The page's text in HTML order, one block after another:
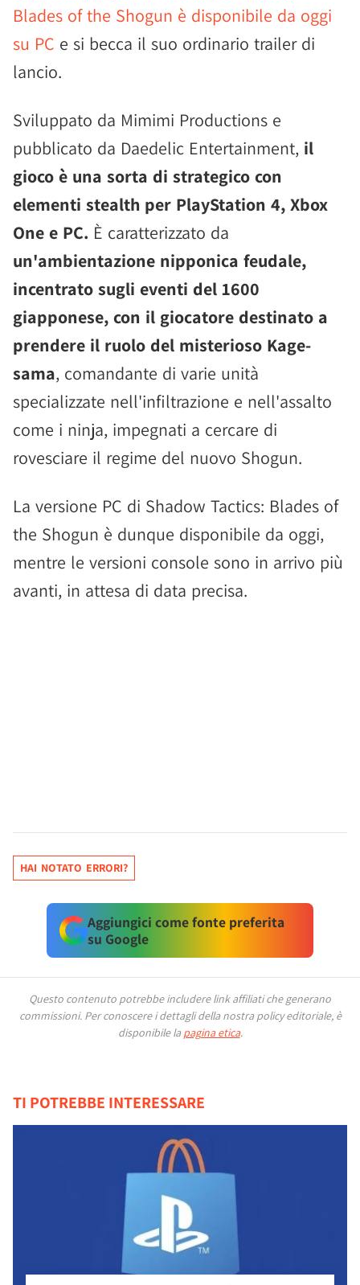
Blades of the Shogun è disponibile da oggi
su PC e si becca il suo ordinario trailer di
lancio.
Sviluppato da Mimimi Productions e
pubblicato da Daedelic Entertainment, il
gioco è una sorta di strategico con
elementi stealth per PlayStation 4, Xbox
One e PC. È caratterizzato da
un'ambientazione nipponica feudale,
incentrato sugli eventi del 1600
giapponese, con il giocatore destinato a
prendere il ruolo del misterioso Kage-
sama, comandante di varie unità
specializzate nell'infiltrazione e nell'assalto
come i ninja, impegnati a cercare di
rovesciare il regime del nuovo Shogun.
La versione PC di Shadow Tactics: Blades of
the Shogun è dunque disponibile da oggi,
mentre le versioni console sono in arrivo più
avanti, in attesa di data precisa.
HAI NOTATO ERRORI?
Aggiungici come fonte preferita
su Google
Questo contenuto potrebbe includere link affiliati che generano
commissioni. Per conoscere i dettagli della nostra policy editoriale, è
disponibile la pagina etica.
TI POTREBBE INTERESSARE